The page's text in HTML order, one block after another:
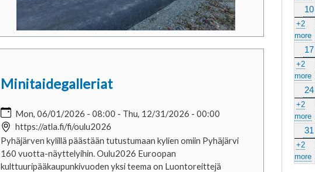
Minitaidegalleriat
Mon, 06/01/2026 - 08:00 - Thu, 12/31/2026 - 00:00
https://atla.fi/fi/oulu2026
Pyhäjärven kylillä päästään tutustumaan kylien omiin Pyhäjärvi
160 vuotta-näyttelyihin. Oulu2026 Euroopan
kulttuuripääkaupunkivuoden yksi teema on Luontoreittejä
10
+2
more
17
+2
more
24
+2
more
31
+2
more